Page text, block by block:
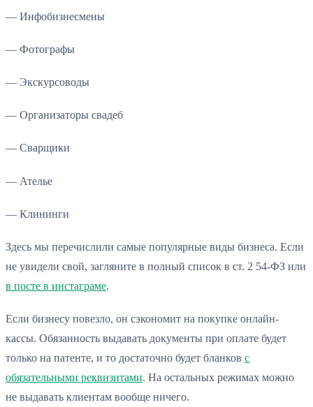
— Инфобизнесмены
— Фотографы
— Экскурсоводы
— Организаторы свадеб
— Сварщики
— Ателье
— Клининги
Здесь мы перечислили самые популярные виды бизнеса. Если
не увидели свой, загляните в полный список в ст. 2 54-ФЗ или
в посте в инстаграме.
Если бизнесу повезло, он сэкономит на покупке онлайн-
кассы. Обязанность выдавать документы при оплате будет
только на патенте, и то достаточно будет бланков с
обязательными реквизитами. На остальных режимах можно
не выдавать клиентам вообще ничего.